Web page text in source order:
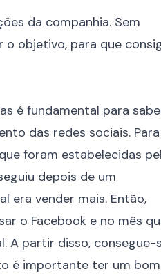
da companhia. Sem
o objetivo, para que
é fundamental para
das redes sociais. Para
foram estabelecidas
depois de um
era vender mais. Então,
o Facebook e no mês
A partir disso, consegue-
é importante ter um bom